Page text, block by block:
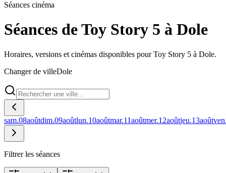
Séances cinéma
Séances de Toy Story 5 à Dole
Horaires, versions et cinémas disponibles pour Toy Story 5 à Dole.
Changer de villeDole
sam.08aoûtdim.09aoûtlun.10aoûtmar.11aoûtmer.12aoûtjeu.13août
Filtrer les séances